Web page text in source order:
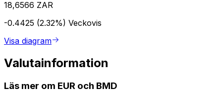
18,6566 ZAR
-0.4425 (2.32%) Veckovis
Visa diagram
Valutainformation
Läs mer om EUR och BMD